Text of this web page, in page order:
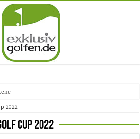
2022
Cup 2022